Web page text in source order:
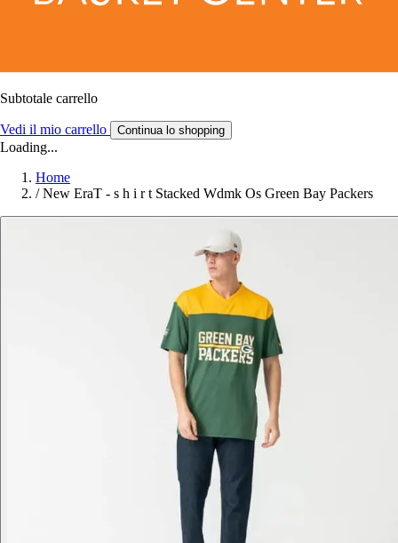
Subtotale carrello
Vedi il mio carrello Continua lo shopping
Loading...
Home
/ New EraT - s h i r t Stacked Wdmk Os Green Bay Packers